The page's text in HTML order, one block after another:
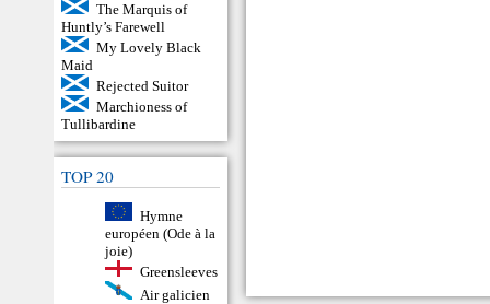
The Marquis of
Huntly’s Farewell
My Lovely Black
Maid
Rejected Suitor
Marchioness of
Tullibardine
TOP 20
Hymne
européen (Ode à la
joie)
Greensleeves
Air galicien